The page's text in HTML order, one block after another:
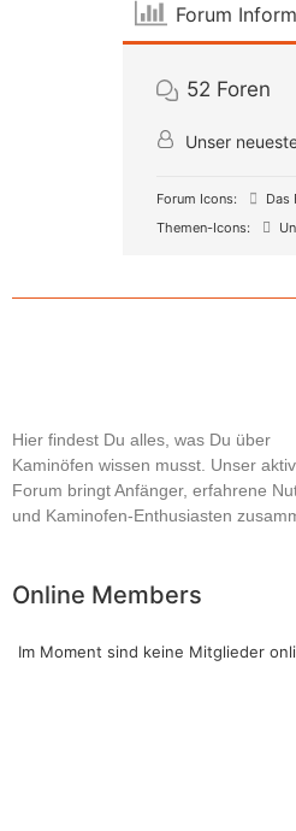
Forum
52 Foren
Unser
Forum Icons: Das
Themen-Icons:
Hier findest Du alles, was Du über
Kaminöfen wissen musst. Unser
Forum bringt Anfänger, erfahrene
und Kaminofen-Enthusiasten
Online Members
Im Moment sind keine Mitglieder